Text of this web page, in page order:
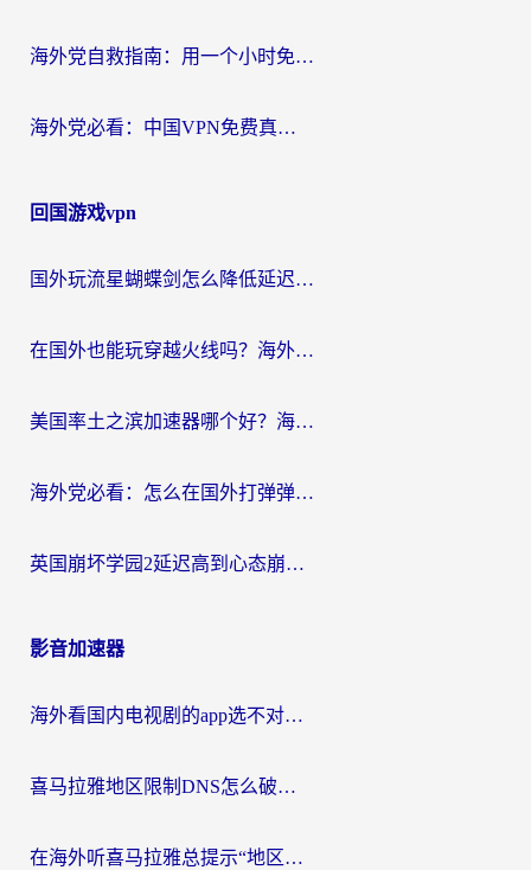
海外党自救指南：用一个小时免费加速器，轻松打破国内资源访问壁垒？
海外党必看：中国VPN免费真的靠谱吗？手把手教你选对回国加速器
回国游戏vpn
国外玩流星蝴蝶剑怎么降低延迟？海外党必看的加速秘籍（含欧洲鸣潮&彩虹岛优化攻略）
在国外也能玩穿越火线吗？海外玩家国服游戏畅玩终极指南
美国率土之滨加速器哪个好？海外党国服游戏畅玩终极指南（附多游戏解决方案）
海外党必看：怎么在国外打弹弹堂不卡？番茄加速器亲测指南
英国崩坏学园2延迟高到心态崩？海外党国服游戏加速终极指南
影音加速器
海外看国内电视剧的app选不对？这份回国加速器避坑指南帮你流畅追剧
喜马拉雅地区限制DNS怎么破？海外党听国内音乐听书的终极解决方案
在海外听喜马拉雅总提示“地区限制”？3步轻松解除+听国内音乐全攻略